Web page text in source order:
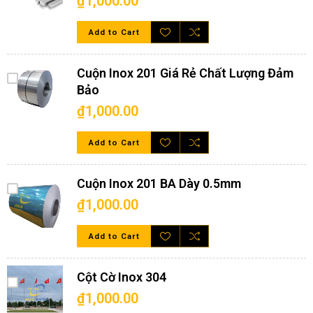
tóc kéo dài theo chiều dài của cuộn tôn.
Khác với bề mặt No4 cùng là bề mặt xước; song đường xước của
No4 ngắn hơn rất nhiều so với HL. Vậy nên tùy vào ứng dụng
Add to Cart
Cuộn Inox 201 Giá Rẻ Chất Lượng Đảm
Bảo
₫1,000.00
Add to Cart
Cuộn Inox 201 BA Dày 0.5mm
₫1,000.00
Add to Cart
Cột Cờ Inox 304
₫1,000.00